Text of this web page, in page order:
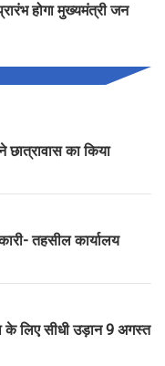
होगा मुख्यमंत्री जन
का किया
तहसील कार्यालय
के लिए सीधी उड़ान 9 अगस्त